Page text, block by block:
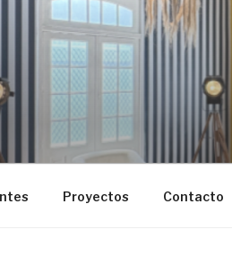
Proyectos Contacto